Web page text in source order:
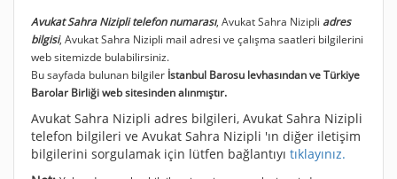
Avukat Sahra Nizipli telefon numarası, Avukat Sahra Nizipli adres
bilgisi, Avukat Sahra Nizipli mail adresi ve çalışma saatleri bilgilerini
web sitemizde bulabilirsiniz.
Bu sayfada bulunan bilgiler İstanbul Barosu levhasından ve Türkiye
Barolar Birliği web sitesinden alınmıştır.
Avukat Sahra Nizipli adres bilgileri, Avukat Sahra Nizipli
telefon bilgileri ve Avukat Sahra Nizipli 'ın diğer iletişim
bilgilerini sorgulamak için lütfen bağlantıyı tıklayınız.